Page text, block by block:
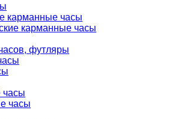
карманные часы
карманные часы
футляры
часы
часы